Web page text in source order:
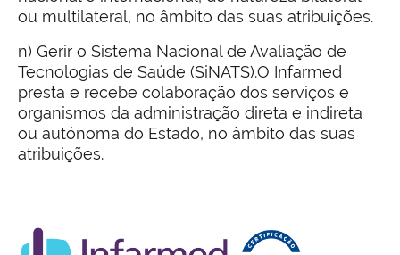
ou multilateral, no âmbito das suas atribuições.
n) Gerir o Sistema Nacional de Avaliação de
Tecnologias de Saúde (SiNATS).O Infarmed
presta e recebe colaboração dos serviços e
organismos da administração direta e indireta
ou autónoma do Estado, no âmbito das suas
atribuições.